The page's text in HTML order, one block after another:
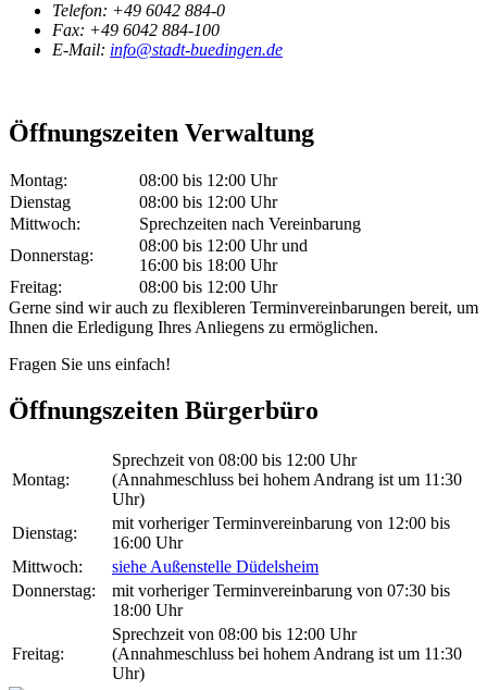
Telefon: +49 6042 884-0
Fax: +49 6042 884-100
E-Mail: info@stadt-buedingen.de
Öffnungszeiten Verwaltung
Montag:
08:00 bis 12:00 Uhr
Dienstag
08:00 bis 12:00 Uhr
Mittwoch:
Sprechzeiten nach Vereinbarung
Donnerstag:
08:00 bis 12:00 Uhr und
16:00 bis 18:00 Uhr
Freitag:
08:00 bis 12:00 Uhr
Gerne sind wir auch zu flexibleren Terminvereinbarungen bereit, um
Ihnen die Erledigung Ihres Anliegens zu ermöglichen.
Fragen Sie uns einfach!
Öffnungszeiten Bürgerbüro
Montag:
Sprechzeit von 08:00 bis 12:00 Uhr
(Annahmeschluss bei hohem Andrang ist um 11:30
Uhr)
Dienstag:
mit vorheriger Terminvereinbarung von 12:00 bis
16:00 Uhr
Mittwoch:
siehe Außenstelle Düdelsheim
Donnerstag:
mit vorheriger Terminvereinbarung von 07:30 bis
18:00 Uhr
Freitag:
Sprechzeit von 08:00 bis 12:00 Uhr
(Annahmeschluss bei hohem Andrang ist um 11:30
Uhr)